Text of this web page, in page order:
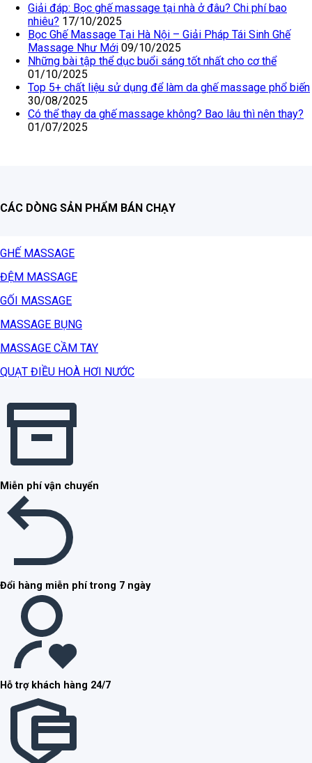
Giải đáp: Bọc ghế massage tại nhà ở đâu? Chi phí bao
nhiêu? 17/10/2025
Bọc Ghế Massage Tại Hà Nội – Giải Pháp Tái Sinh Ghế
Massage Như Mới 09/10/2025
Những bài tập thể dục buổi sáng tốt nhất cho cơ thể
01/10/2025
Top 5+ chất liệu sử dụng để làm da ghế massage phổ biến
30/08/2025
Có thể thay da ghế massage không? Bao lâu thì nên thay?
01/07/2025
CÁC DÒNG SẢN PHẨM BÁN CHẠY
GHẾ MASSAGE
ĐỆM MASSAGE
GỐI MASSAGE
MASSAGE BỤNG
MASSAGE CẦM TAY
QUẠT ĐIỀU HOÀ HƠI NƯỚC
Miễn phí vận chuyển
Đổi hàng miễn phí trong 7 ngày
Hỗ trợ khách hàng 24/7